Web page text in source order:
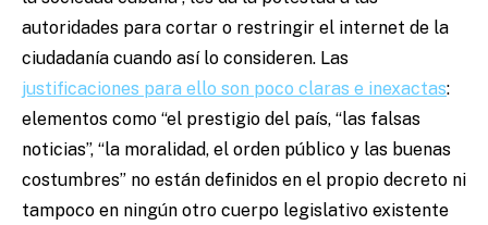
autoridades para cortar o restringir el internet de la
ciudadanía cuando así lo consideren. Las
justificaciones para ello son poco claras e inexactas:
elementos como “el prestigio del país, “las falsas
noticias”, “la moralidad, el orden público y las buenas
costumbres” no están definidos en el propio decreto ni
tampoco en ningún otro cuerpo legislativo existente